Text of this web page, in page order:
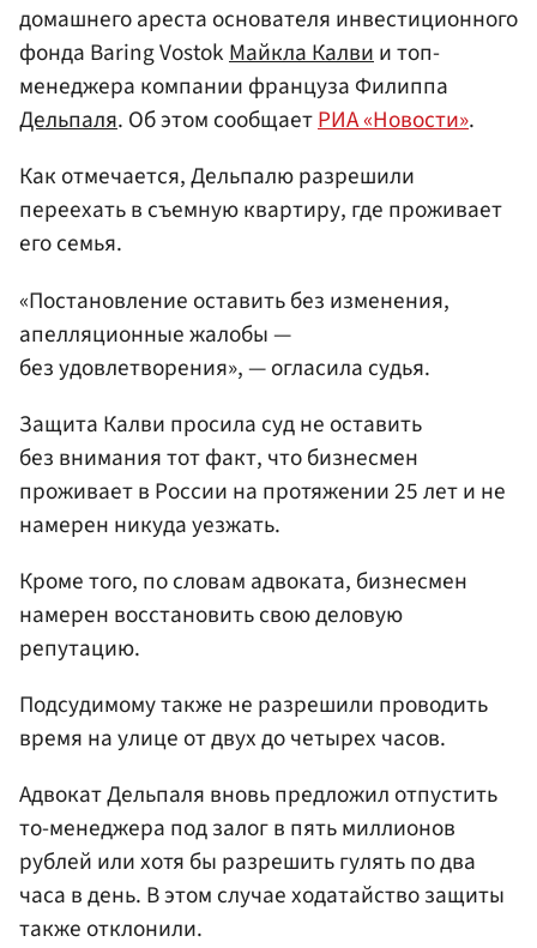
домашнего ареста основателя инвестиционного
фонда Baring VostokМайкла Калвии топ-
менеджера компании француза Филиппа
Дельпаля. Об этом сообщаетРИА «Новости».
Как отмечается, Дельпалю разрешили
переехать в съемную квартиру, где проживает
его семья.
«Постановление оставить без изменения,
апелляционные жалобы —
без удовлетворения», — огласила судья.
Защита Калви просила суд не оставить
без внимания тот факт, что бизнесмен
проживает в России на протяжении 25 лет и не
намерен никуда уезжать.
Кроме того, по словам адвоката, бизнесмен
намерен восстановить свою деловую
репутацию.
Подсудимому также не разрешили проводить
время на улице от двух до четырех часов.
Адвокат Дельпаля вновь предложил отпустить
то-менеджера под залог в пять миллионов
рублей или хотя бы разрешить гулять по два
часа в день. В этом случае ходатайство защиты
также отклонили.